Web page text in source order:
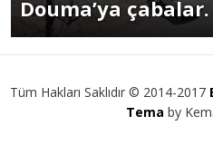
Douma’ya çabalar.
Tüm Hakları Saklıdır © 2014-2017
Tema by